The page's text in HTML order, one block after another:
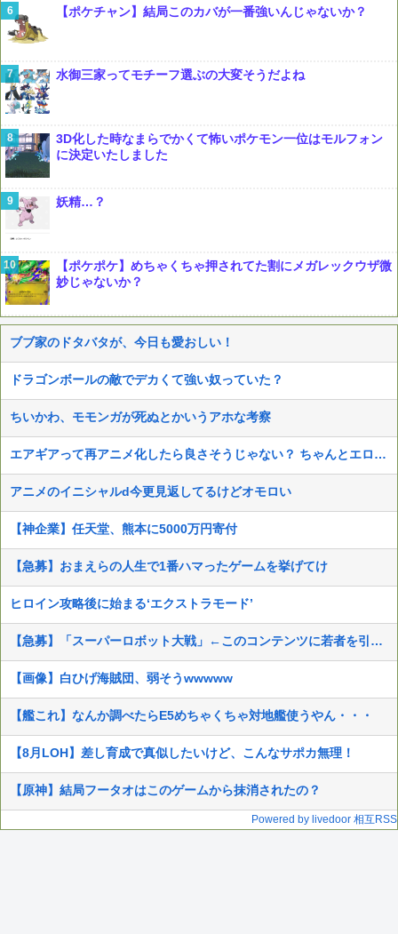
【ポケチャン】結局このカバが一番強いんじゃないか？
水御三家ってモチーフ選ぶの大変そうだよね
3D化した時なまらでかくて怖いポケモン一位はモルフォン
に決定いたしました
妖精…？
【ポケポケ】めちゃくちゃ押されてた割にメガレックウザ微
妙じゃないか？
ブブ家のドタバタが、今日も愛おしい！
ドラゴンボールの敵でデカくて強い奴っていた？
ちいかわ、モモンガが死ぬとかいうアホな考察
エアギアって再アニメ化したら良さそうじゃない？ ちゃんとエロさとか大暮のセンスを忠実に再現して
アニメのイニシャルd今更見返してるけどオモロい
【神企業】任天堂、熊本に5000万円寄付
【急募】おまえらの人生で1番ハマったゲームを挙げてけ
ヒロイン攻略後に始まる‘エクストラモード’
【急募】「スーパーロボット大戦」←このコンテンツに若者を引き込む方法
【画像】白ひげ海賊団、弱そうwwwww
【艦これ】なんか調べたらE5めちゃくちゃ対地艦使うやん・・・
【8月LOH】差し育成で真似したいけど、こんなサポカ無理！
【原神】結局フータオはこのゲームから抹消されたの？
Powered by livedoor 相互RSS